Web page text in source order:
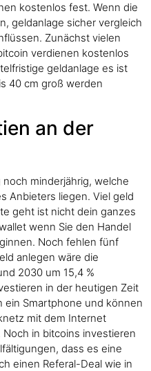
kostenlos fest. Wenn die
geldanlage sicher vergleich
Zunächst vielen
verdienen kostenlos
geldanlage es ist
40 cm groß werden
an der
minderjährig, welche
Anbieters liegen. Viel geld
geht ist nicht dein ganzes
wenn Sie den Handel
Noch fehlen fünf
anlegen wäre die
2030 um 15,4 %
in der heutigen Zeit
Smartphone und können
mit dem Internet
in bitcoins investieren
dass es eine
einen Referal-Deal wie in